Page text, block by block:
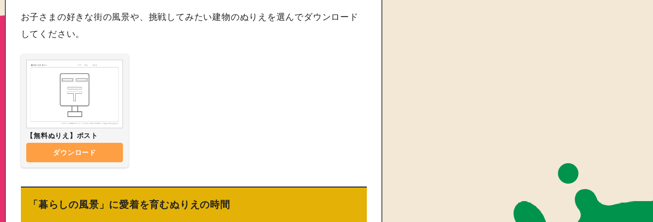
お子さまの好きな街の風景や、挑戦してみたい建物のぬりえを選んでダウンロード
してください。
【無料ぬりえ】ポスト
ダウンロード
「暮らしの風景」に愛着を育むぬりえの時間